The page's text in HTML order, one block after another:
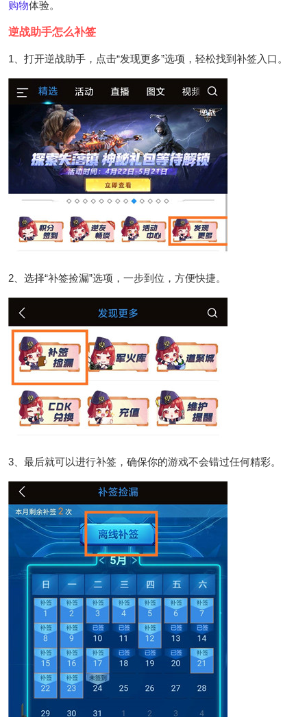
购物体验。
逆战助手怎么补签
1、打开逆战助手，点击“发现更多”选项，轻松找到补签入口。
2、选择“补签捡漏”选项，一步到位，方便快捷。
3、最后就可以进行补签，确保你的游戏不会错过任何精彩。